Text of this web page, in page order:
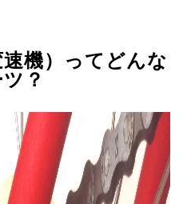
機）ってどんな
？